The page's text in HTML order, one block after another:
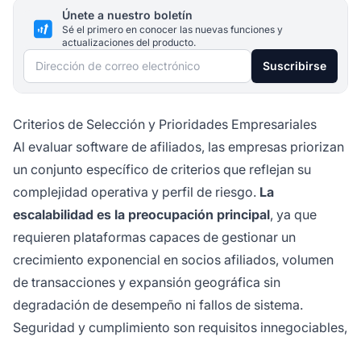
Únete a nuestro boletín
Sé el primero en conocer las nuevas funciones y
actualizaciones del producto.
Dirección de correo electrónico Suscribirse
Criterios de Selección y Prioridades Empresariales
Al evaluar software de afiliados, las empresas priorizan
un conjunto específico de criterios que reflejan su
complejidad operativa y perfil de riesgo. La
escalabilidad es la preocupación principal, ya que
requieren plataformas capaces de gestionar un
crecimiento exponencial en socios afiliados, volumen
de transacciones y expansión geográfica sin
degradación de desempeño ni fallos de sistema.
Seguridad y cumplimiento son requisitos innegociables,